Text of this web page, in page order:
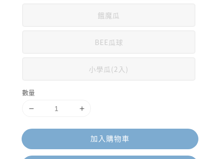
餓魔瓜
BEE瓜球
小學瓜(2入)
數量
加入購物車